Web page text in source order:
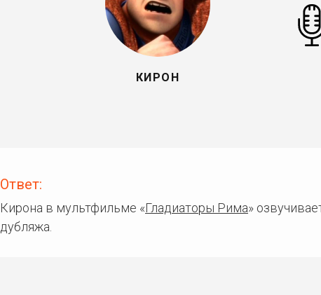
КИРОН
Ответ:
Кирона в мультфильме «Гладиаторы Рима»
дубляжа.